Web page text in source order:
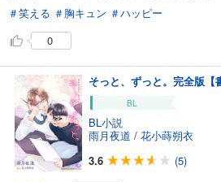
＃笑える ＃胸キュン ＃ハッピー
0
BL
BL小説
雨月夜道 / 花小蒔朔衣
3.6
(5)